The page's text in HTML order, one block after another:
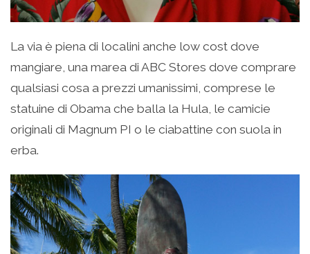
La via è piena di localini anche low cost dove
mangiare, una marea di ABC Stores dove comprare
qualsiasi cosa a prezzi umanissimi, comprese le
statuine di Obama che balla la Hula, le camicie
originali di Magnum PI o le ciabattine con suola in
erba.